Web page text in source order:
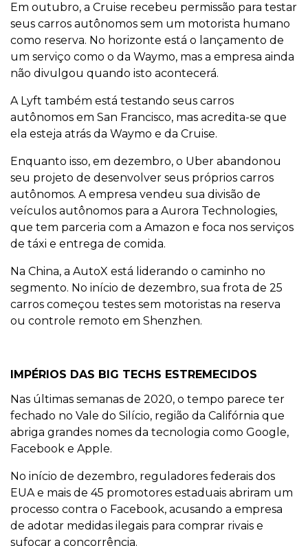
Em outubro, a Cruise recebeu permissão para testar
seus carros autônomos sem um motorista humano
como reserva. No horizonte está o lançamento de
um serviço como o da Waymo, mas a empresa ainda
não divulgou quando isto acontecerá.
A Lyft também está testando seus carros
autônomos em San Francisco, mas acredita-se que
ela esteja atrás da Waymo e da Cruise.
Enquanto isso, em dezembro, o Uber abandonou
seu projeto de desenvolver seus próprios carros
autônomos. A empresa vendeu sua divisão de
veículos autônomos para a Aurora Technologies,
que tem parceria com a Amazon e foca nos serviços
de táxi e entrega de comida.
Na China, a AutoX está liderando o caminho no
segmento. No início de dezembro, sua frota de 25
carros começou testes sem motoristas na reserva
ou controle remoto em Shenzhen.
IMPÉRIOS DAS BIG TECHS ESTREMECIDOS
Nas últimas semanas de 2020, o tempo parece ter
fechado no Vale do Silício, região da Califórnia que
abriga grandes nomes da tecnologia como Google,
Facebook e Apple.
No início de dezembro, reguladores federais dos
EUA e mais de 45 promotores estaduais abriram um
processo contra o Facebook, acusando a empresa
de adotar medidas ilegais para comprar rivais e
sufocar a concorrência.